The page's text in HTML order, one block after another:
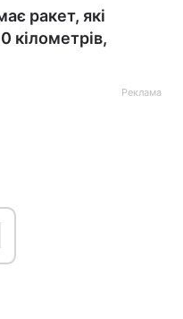
ракет, які
кілометрів,
Реклама